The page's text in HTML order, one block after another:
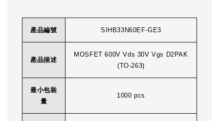
產品編號 SIHB33N60EF-GE3
產品描述
MOSFET 600V Vds 30V Vgs D2PAK
(TO-263)
最小包裝
量
1000 pcs